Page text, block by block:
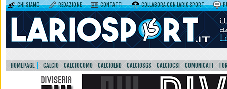
CHI SIAMO REDAZIONE CONTATTI COLLABORA CON LARIOSPORT
HOMEPAGE CALCIO CALCIOCOMO CALCIOLND CALCIOSGS CALCIOCSI COMUNICATI